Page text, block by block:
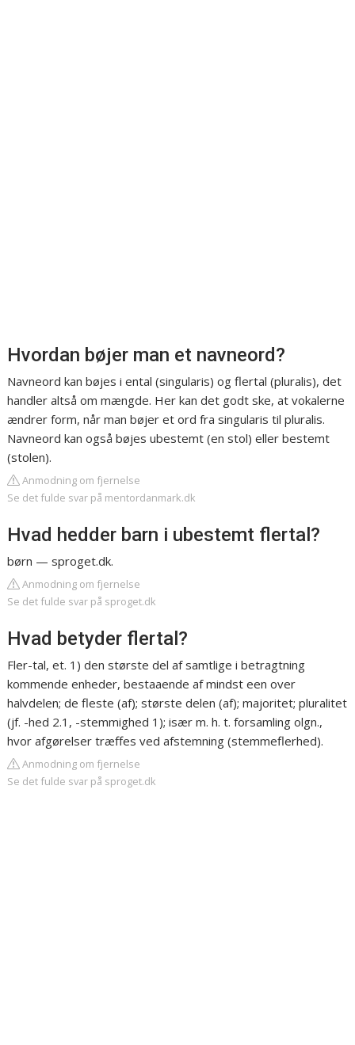
Hvordan bøjer man et navneord?
Navneord kan bøjes i ental (singularis) og flertal (pluralis), det
handler altså om mængde. Her kan det godt ske, at vokalerne
ændrer form, når man bøjer et ord fra singularis til pluralis.
Navneord kan også bøjes ubestemt (en stol) eller bestemt
(stolen).
Anmodning om fjernelse
Se det fulde svar på mentordanmark.dk
Hvad hedder barn i ubestemt flertal?
børn — sproget.dk.
Anmodning om fjernelse
Se det fulde svar på sproget.dk
Hvad betyder flertal?
Fler-tal, et. 1) den største del af samtlige i betragtning
kommende enheder, bestaaende af mindst een over
halvdelen; de fleste (af); største delen (af); majoritet; pluralitet
(jf. -hed 2.1, -stemmighed 1); især m. h. t. forsamling olgn.,
hvor afgørelser træffes ved afstemning (stemmeflerhed).
Anmodning om fjernelse
Se det fulde svar på sproget.dk